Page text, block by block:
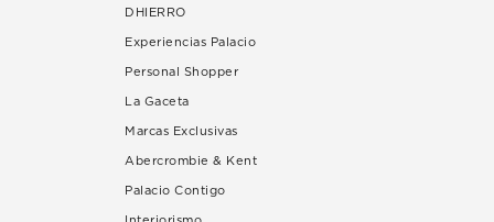
DHIERRO
Experiencias Palacio
Personal Shopper
La Gaceta
Marcas Exclusivas
Abercrombie & Kent
Palacio Contigo